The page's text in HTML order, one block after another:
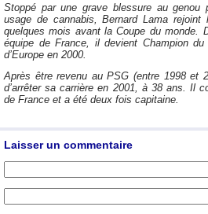
Stoppé par une grave blessure au genou
usage de cannabis, Bernard Lama
quelques mois avant la Coupe du monde.
équipe de France, il devient Champion
d’Europe en 2000.
Après être revenu au PSG (entre 1998 et
d’arrêter sa carrière en 2001, à 38 ans. Il
de France et a été deux fois capitaine.
Laisser un commentaire